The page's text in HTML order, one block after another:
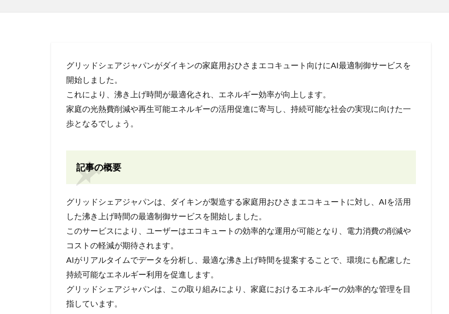
グリッドシェアジャパンがダイキンの家庭用おひさまエコキュート向けにAI最適制御サービスを
開始しました。
これにより、沸き上げ時間が最適化され、エネルギー効率が向上します。
家庭の光熱費削減や再生可能エネルギーの活用促進に寄与し、持続可能な社会の実現に向けた一
歩となるでしょう。
記事の概要
グリッドシェアジャパンは、ダイキンが製造する家庭用おひさまエコキュートに対し、AIを活用
した沸き上げ時間の最適制御サービスを開始しました。
このサービスにより、ユーザーはエコキュートの効率的な運用が可能となり、電力消費の削減や
コストの軽減が期待されます。
AIがリアルタイムでデータを分析し、最適な沸き上げ時間を提案することで、環境にも配慮した
持続可能なエネルギー利用を促進します。
グリッドシェアジャパンは、この取り組みにより、家庭におけるエネルギーの効率的な管理を目
指しています。